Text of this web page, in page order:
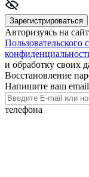
Зарегистрироваться
Авторизуясь на
Пользовательского
и обработку своих
Восстановление
Напишите ваш email
телефона